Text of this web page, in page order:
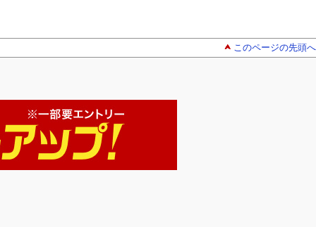
このページの先頭へ